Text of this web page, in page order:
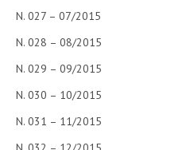
N. 027 – 07/2015
N. 028 – 08/2015
N. 029 – 09/2015
N. 030 – 10/2015
N. 031 – 11/2015